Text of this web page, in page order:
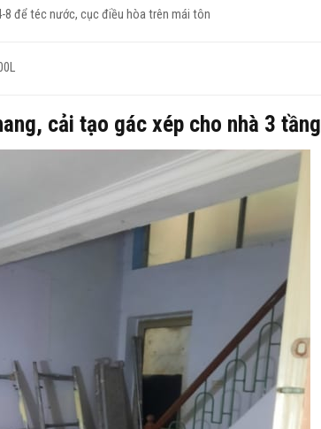
8 để téc nước, cục điều hòa trên mái tôn
cải tạo gác xép cho nhà 3 tầng